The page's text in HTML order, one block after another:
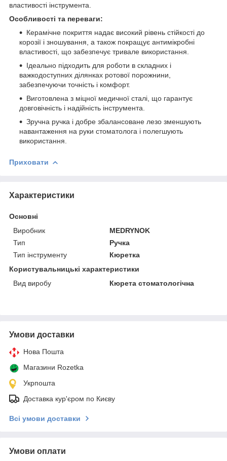
властивості інструмента.
Особливості та переваги:
Керамічне покриття надає високий рівень стійкості до
корозії і зношування, а також покращує антимікробні
властивості, що забезпечує тривале використання.
Ідеально підходить для роботи в складних і
важкодоступних ділянках ротової порожнини,
забезпечуючи точність і комфорт.
Виготовлена з міцної медичної сталі, що гарантує
довговічність і надійність інструмента.
Зручна ручка і добре збалансоване лезо зменшують
навантаження на руки стоматолога і полегшують
використання.
Приховати
Характеристики
Основні
Виробник
MEDRYNOK
Тип
Ручка
Тип інструменту
Кюретка
Користувальницькі характеристики
Вид виробу
Кюрета стоматологічна
Умови доставки
Нова Пошта
Магазини Rozetka
Укрпошта
Доставка кур'єром по Києву
Всі умови доставки
Умови оплати